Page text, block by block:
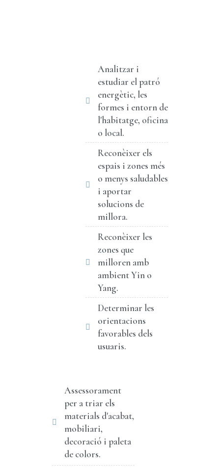
Analitzar i
estudiar el patró
energètic, les
formes i entorn de
l'habitatge, oficina
o local.
Reconèixer els
espais i zones més
o menys saludables
i aportar
solucions de
millora.
Reconèixer les
zones que
milloren amb
ambient Yin o
Yang.
Determinar les
orientacions
favorables dels
usuaris.
Assessorament
per a triar els
materials d'acabat,
mobiliari,
decoració i paleta
de colors.